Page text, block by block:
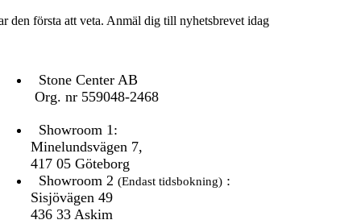
den första att veta. Anmäl dig till nyhetsbrevet idag
Stone Center AB
Org. nr 559048-2468
Showroom 1:
Minelundsvägen 7,
417 05 Göteborg
Showroom 2 (Endast tidsbokning) :
Sisjövägen 49
436 33 Askim